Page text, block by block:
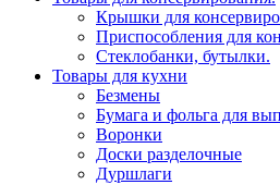
Крышки для
Приспособления для
Стеклобанки, бутылки.
Товары для кухни
Безмены
Бумага и фольга для
Воронки
Доски разделочные
Дуршлаги